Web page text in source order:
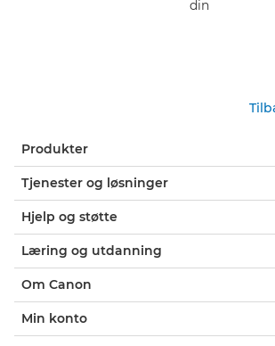
din
Produkter
Tjenester og løsninger
Hjelp og støtte
Læring og utdanning
Om Canon
Min konto